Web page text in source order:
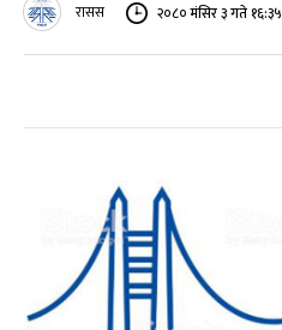
रासस २०८० मंसिर ३ गते १६:३५